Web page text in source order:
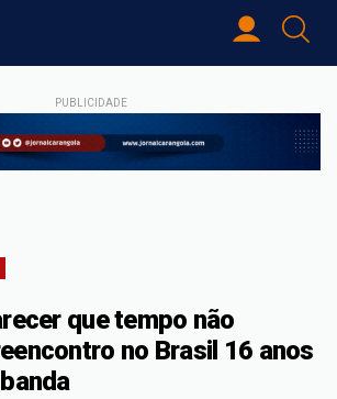
PUBLICIDADE
que tempo não
no Brasil 16 anos